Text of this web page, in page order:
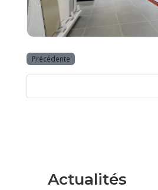
Précédente
Actualités